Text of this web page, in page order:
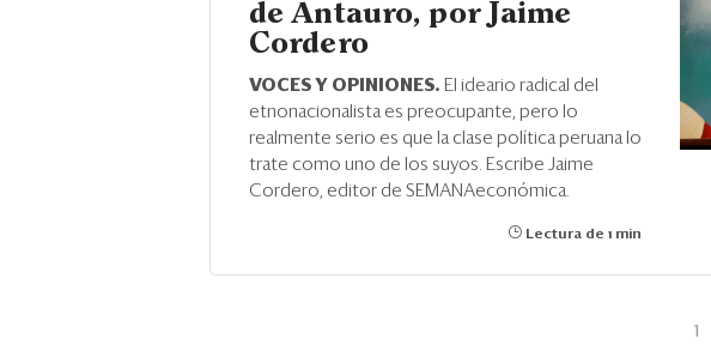
de Antauro, por Jaime
Cordero
VOCES Y OPINIONES. El ideario radical del
etnonacionalista es preocupante, pero lo
realmente serio es que la clase política peruana lo
trate como uno de los suyos. Escribe Jaime
Cordero, editor de SEMANAeconómica.
Lectura de 1 min
1